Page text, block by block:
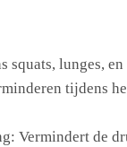
lunges,
tijdens
Vermindert de